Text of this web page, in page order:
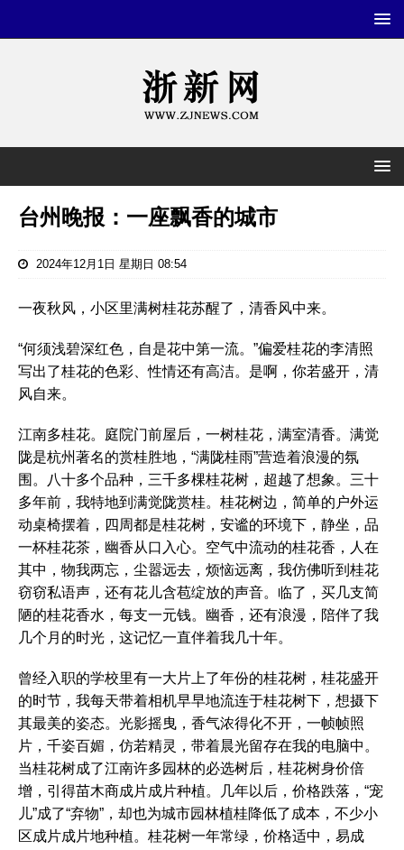
台州晚报：一座飘香的城市
2024年12月1日 星期日 08:54
一夜秋风，小区里满树桂花苏醒了，清香风中来。
“何须浅碧深红色，自是花中第一流。”偏爱桂花的李清照
写出了桂花的色彩、性情还有高洁。是啊，你若盛开，清
风自来。
江南多桂花。庭院门前屋后，一树桂花，满室清香。满觉
陇是杭州著名的赏桂胜地，“满陇桂雨”营造着浪漫的氛
围。八十多个品种，三千多棵桂花树，超越了想象。三十
多年前，我特地到满觉陇赏桂。桂花树边，简单的户外运
动桌椅摆着，四周都是桂花树，安谧的环境下，静坐，品
一杯桂花茶，幽香从口入心。空气中流动的桂花香，人在
其中，物我两忘，尘嚣远去，烦恼远离，我仿佛听到桂花
窃窃私语声，还有花儿含苞绽放的声音。临了，买几支简
陋的桂花香水，每支一元钱。幽香，还有浪漫，陪伴了我
几个月的时光，这记忆一直伴着我几十年。
曾经入职的学校里有一大片上了年份的桂花树，桂花盛开
的时节，我每天带着相机早早地流连于桂花树下，想摄下
其最美的姿态。光影摇曳，香气浓得化不开，一帧帧照
片，千姿百媚，仿若精灵，带着晨光留存在我的电脑中。
当桂花树成了江南许多园林的必选树后，桂花树身价倍
增，引得苗木商成片成片种植。几年以后，价格跌落，“宠
儿”成了“弃物”，却也为城市园林植桂降低了成本，不少小
区成片成片地种植。桂花树一年常绿，价格适中，易成